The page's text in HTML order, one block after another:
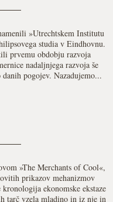
»Utrechtskem Institutu
studia v Eindhovnu.
prvemu obdobju razvoja
nadaljnjega razvoja še
pogojev. Nazadujemo...
»The Merchants of Cool«,
prikazov mehanizmov
ekonomske ekstaze
tarč vzela mladino in iz nje in